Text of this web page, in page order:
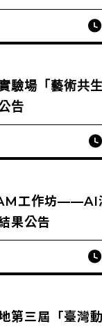
驗場「藝術共
告
工作坊——AI
果公告
第三屆「臺灣